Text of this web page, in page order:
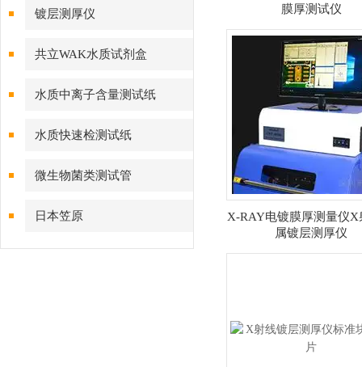
镀层测厚仪
共立WAK水质试剂盒
水质中离子含量测试纸
水质快速检测试纸
微生物菌类测试管
日本笠原
膜厚测试仪
X-RAY电镀膜厚测量仪X
属镀层测厚仪